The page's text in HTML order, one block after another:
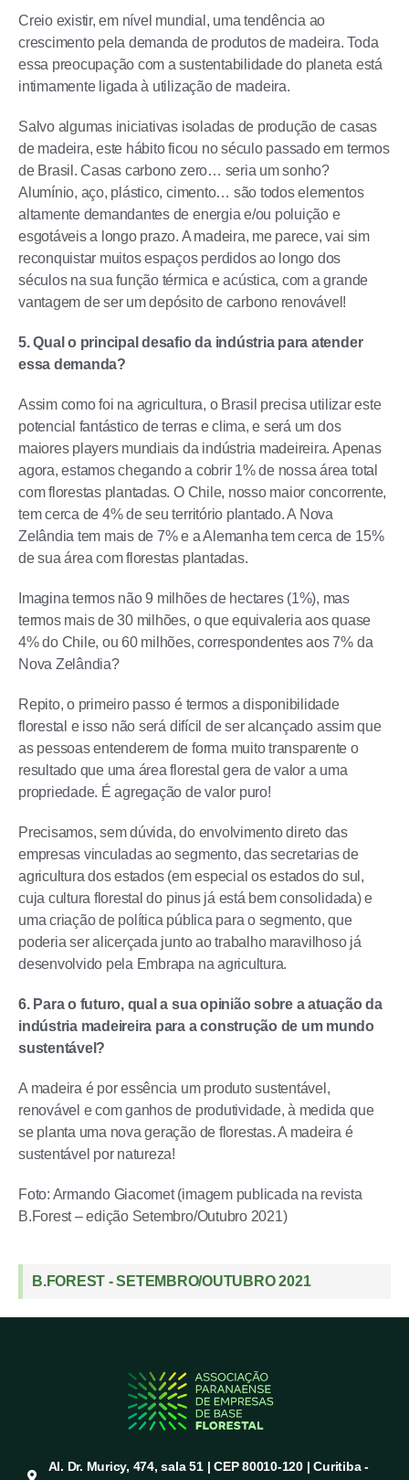
Creio existir, em nível mundial, uma tendência ao
crescimento pela demanda de produtos de madeira. Toda
essa preocupação com a sustentabilidade do planeta está
intimamente ligada à utilização de madeira.
Salvo algumas iniciativas isoladas de produção de casas
de madeira, este hábito ficou no século passado em termos
de Brasil. Casas carbono zero… seria um sonho?
Alumínio, aço, plástico, cimento… são todos elementos
altamente demandantes de energia e/ou poluição e
esgotáveis a longo prazo. A madeira, me parece, vai sim
reconquistar muitos espaços perdidos ao longo dos
séculos na sua função térmica e acústica, com a grande
vantagem de ser um depósito de carbono renovável!
5. Qual o principal desafio da indústria para atender
essa demanda?
Assim como foi na agricultura, o Brasil precisa utilizar este
potencial fantástico de terras e clima, e será um dos
maiores players mundiais da indústria madeireira. Apenas
agora, estamos chegando a cobrir 1% de nossa área total
com florestas plantadas. O Chile, nosso maior concorrente,
tem cerca de 4% de seu território plantado. A Nova
Zelândia tem mais de 7% e a Alemanha tem cerca de 15%
de sua área com florestas plantadas.
Imagina termos não 9 milhões de hectares (1%), mas
termos mais de 30 milhões, o que equivaleria aos quase
4% do Chile, ou 60 milhões, correspondentes aos 7% da
Nova Zelândia?
Repito, o primeiro passo é termos a disponibilidade
florestal e isso não será difícil de ser alcançado assim que
as pessoas entenderem de forma muito transparente o
resultado que uma área florestal gera de valor a uma
propriedade. É agregação de valor puro!
Precisamos, sem dúvida, do envolvimento direto das
empresas vinculadas ao segmento, das secretarias de
agricultura dos estados (em especial os estados do sul,
cuja cultura florestal do pinus já está bem consolidada) e
uma criação de política pública para o segmento, que
poderia ser alicerçada junto ao trabalho maravilhoso já
desenvolvido pela Embrapa na agricultura.
6. Para o futuro, qual a sua opinião sobre a atuação da
indústria madeireira para a construção de um mundo
sustentável?
A madeira é por essência um produto sustentável,
renovável e com ganhos de produtividade, à medida que
se planta uma nova geração de florestas. A madeira é
sustentável por natureza!
Foto: Armando Giacomet (imagem publicada na revista
B.Forest – edição Setembro/Outubro 2021)
B.FOREST - SETEMBRO/OUTUBRO 2021
Al. Dr. Muricy, 474, sala 51 | CEP 80010-120 | Curitiba -